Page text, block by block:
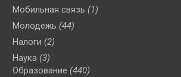
Мобильная связь (1)
Молодежь (44)
Налоги (2)
Наука (3)
Образование (440)